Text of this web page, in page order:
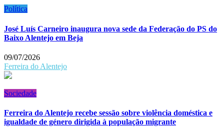
Política
José Luís Carneiro inaugura nova sede da Federação do PS do
Baixo Alentejo em Beja
09/07/2026
Ferreira do Alentejo
Sociedade
Ferreira do Alentejo recebe sessão sobre violência doméstica e
igualdade de género dirigida à população migrante